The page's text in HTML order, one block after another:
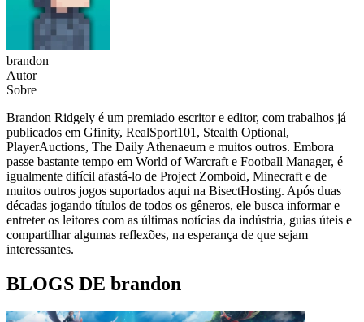
brandon
Autor
Sobre
Brandon Ridgely é um premiado escritor e editor, com trabalhos já
publicados em Gfinity, RealSport101, Stealth Optional,
PlayerAuctions, The Daily Athenaeum e muitos outros. Embora
passe bastante tempo em World of Warcraft e Football Manager, é
igualmente difícil afastá-lo de Project Zomboid, Minecraft e de
muitos outros jogos suportados aqui na BisectHosting. Após duas
décadas jogando títulos de todos os gêneros, ele busca informar e
entreter os leitores com as últimas notícias da indústria, guias úteis e
compartilhar algumas reflexões, na esperança de que sejam
interessantes.
BLOGS DE brandon